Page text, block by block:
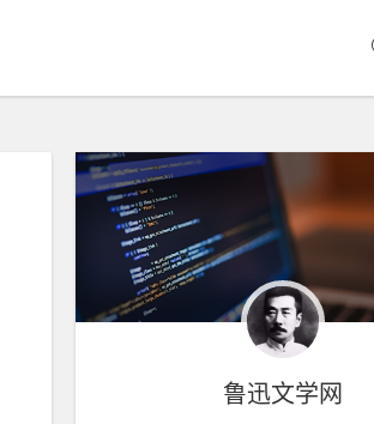
鲁迅文学网